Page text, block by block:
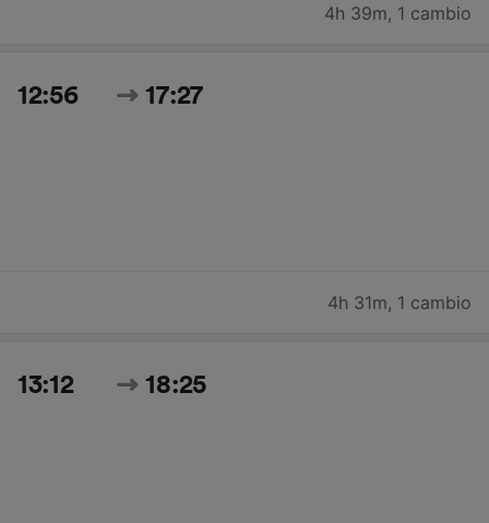
4h 39m, 1 cambio
12:56 17:27
4h 31m, 1 cambio
13:12 18:25